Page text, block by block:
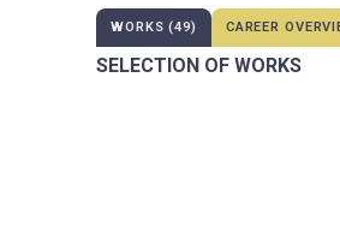
WORKS (49) CAREER
SELECTION OF WORKS